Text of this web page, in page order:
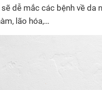
dễ mắc các bệnh về da
lão hóa,…